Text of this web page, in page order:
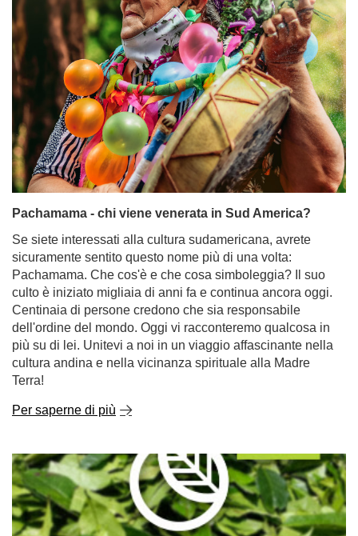
Pachamama - chi viene venerata in Sud America?
Se siete interessati alla cultura sudamericana, avrete
sicuramente sentito questo nome più di una volta:
Pachamama. Che cos'è e che cosa simboleggia? Il suo
culto è iniziato migliaia di anni fa e continua ancora oggi.
Centinaia di persone credono che sia responsabile
dell'ordine del mondo. Oggi vi racconteremo qualcosa in
più su di lei. Unitevi a noi in un viaggio affascinante nella
cultura andina e nella vicinanza spirituale alla Madre
Terra!
Per saperne di più